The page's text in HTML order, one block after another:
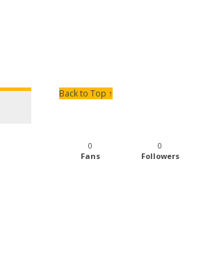
Back to Top ↑
0
Fans
0
Followers